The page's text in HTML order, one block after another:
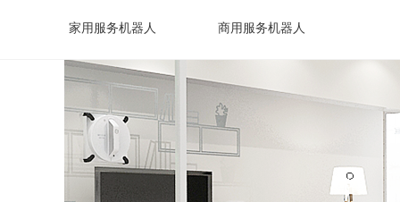
家用服务机器人 商用服务机器人